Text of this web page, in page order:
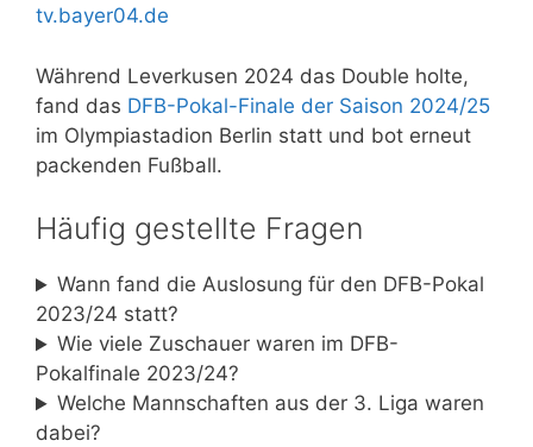
tv.bayer04.de
Während Leverkusen 2024 das Double holte,
fand das DFB-Pokal-Finale der Saison 2024/25
im Olympiastadion Berlin statt und bot erneut
packenden Fußball.
Häufig gestellte Fragen
Wann fand die Auslosung für den DFB-Pokal
2023/24 statt?
Wie viele Zuschauer waren im DFB-
Pokalfinale 2023/24?
Welche Mannschaften aus der 3. Liga waren
dabei?